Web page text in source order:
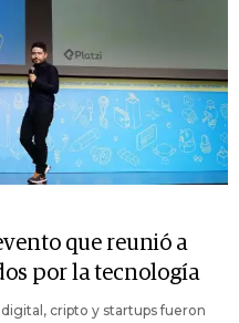
que reunió a
por la tecnología
cripto y startups fueron